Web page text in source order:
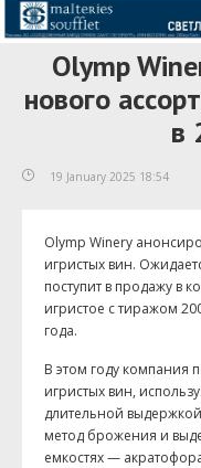
Olymp
нового
в
19 January 2025 18:54
Olymp Winery
игристых вин.
поступит в продажу в
игристое с тиражом
года.
В этом году компания
игристых вин,
длительной
метод брожения и
емкостях —